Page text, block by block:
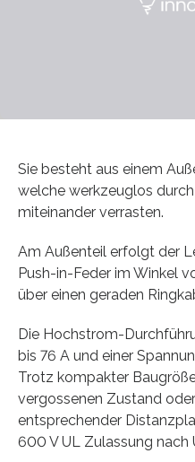
Sie besteht aus einem
welche werkzeuglos
miteinander verrasten.
Am Außenteil erfolgt der
Push-in-Feder im Winkel
über einen geraden
Die Hochstrom-
bis 76 A und einer
Trotz kompakter
vergossenen Zustand
entsprechender
600 V UL Zulassung nach